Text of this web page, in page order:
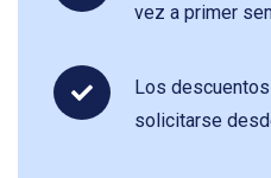
vez a primer
Los
solicitarse